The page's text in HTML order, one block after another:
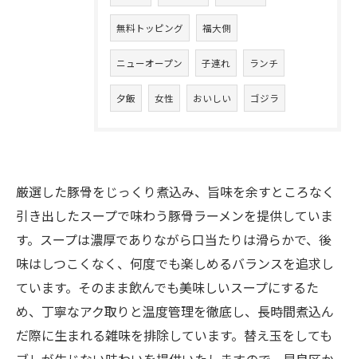
無料トッピング 福大側
ニューオープン 子連れ ランチ
夕飯 女性 おいしい ゴジラ
厳選した豚骨をじっくり煮込み、旨味を余すところなく
引き出したスープで味わう豚骨ラーメンを提供していま
す。スープは濃厚でありながら口当たりは滑らかで、後
味はしつこくなく、何度でも楽しめるバランスを追求し
ています。そのまま飲んでも美味しいスープにするた
め、丁寧なアク取りと温度管理を徹底し、長時間煮込ん
だ際に生まれる雑味を排除しています。替え玉をしても